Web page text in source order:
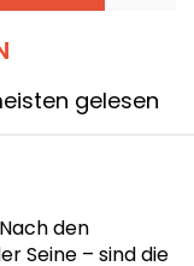
gelesen
den
Seine – sind die